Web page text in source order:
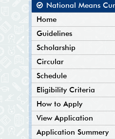
National Means
Home
Guidelines
Scholarship
Circular
Schedule
Eligibility Criteria
How to Apply
View Application
Application Summery